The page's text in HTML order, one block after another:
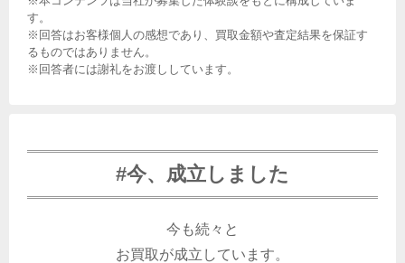
す。
※回答はお客様個人の感想であり、買取金額や査定結果を保証す
るものではありません。
※回答者には謝礼をお渡ししています。
#今、成立しました
今も続々と
お買取が成立しています。